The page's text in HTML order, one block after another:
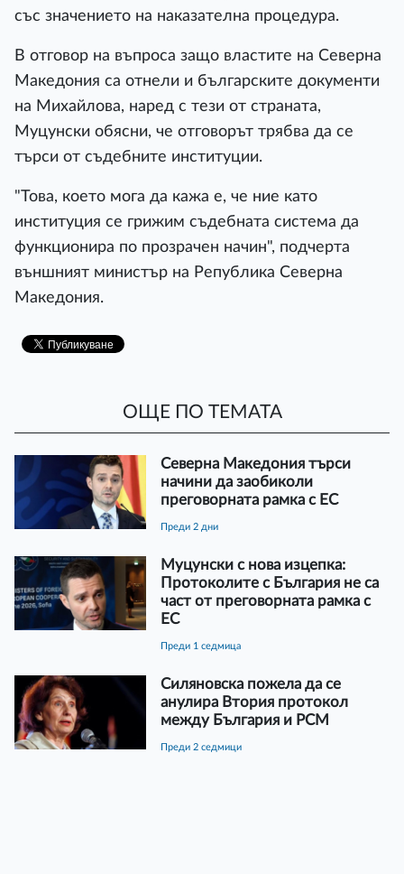
със значението на наказателна процедура.
В отговор на въпроса защо властите на Северна
Македония са отнели и българските документи
на Михайлова, наред с тези от страната,
Муцунски обясни, че отговорът трябва да се
търси от съдебните институции.
"Това, което мога да кажа е, че ние като
институция се грижим съдебната система да
функционира по прозрачен начин", подчерта
външният министър на Република Северна
Македония.
ОЩЕ ПО ТЕМАТА
Северна Македония търси
начини да заобиколи
преговорната рамка с ЕС
преди 2 дни
Муцунски с нова изцепка:
Протоколите с България не са
част от преговорната рамка с
ЕС
преди 1 седмица
Силяновска пожела да се
анулира Втория протокол
между България и РСМ
преди 2 седмици